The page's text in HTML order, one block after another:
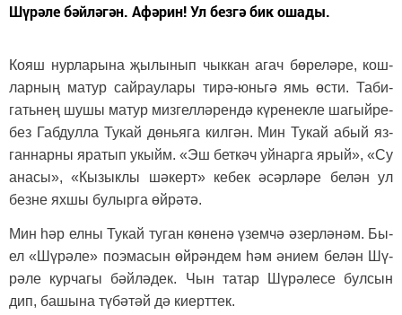
Шүрәле бәйләгән. Афәрин! Ул безгә бик ошады.
Ко­яш нур­ла­ры­на җы­лы­нып чык­кан агач бө­ре­лә­ре, кош­
лар­ның ма­тур сай­рау­ла­ры ти­рә-юнь­гә ямь өс­ти. Та­би­
гать­нең шу­шы ма­тур миз­гел­лә­рен­дә кү­ре­нек­ле ша­гый­ре­
без Габ­дул­ла Ту­кай дөнь­я­га кил­гән. Мин Ту­кай абый яз­
ган­нар­ны яра­тып укыйм. «Эш бет­кәч уй­нар­га ярый», «Су
ана­сы», «Кы­зык­лы шә­керт» ке­бек әсәр­лә­ре бе­лән ул
без­не ях­шы бу­лыр­га өй­рә­тә.
Мин һәр ел­ны Ту­кай ту­ган кө­не­нә үзем­чә әзер­лә­нәм. Бы­
ел «Шү­рә­ле» поэ­ма­сын өй­рән­дем һәм әни­ем бе­лән Шү­
рә­ле кур­ча­гы бәй­лә­дек. Чын та­тар Шү­рә­ле­се бул­сын
дип, ба­шы­на тү­бә­тәй дә ки­ерт­тек.